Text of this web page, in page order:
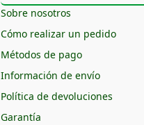
Sobre nosotros
Cómo realizar un pedido
Métodos de pago
Información de envío
Política de devoluciones
Garantía